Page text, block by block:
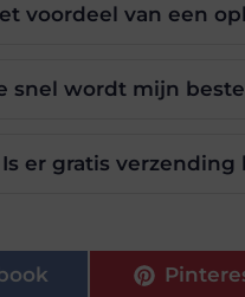
voordeel van een
snel wordt mijn
Is er gratis verzending